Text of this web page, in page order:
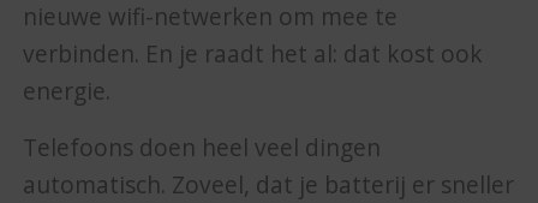
nieuwe wifi-netwerken om mee te
verbinden. En je raadt het al: dat kost ook
energie.
Telefoons doen heel veel dingen
automatisch. Zoveel, dat je batterij er sneller